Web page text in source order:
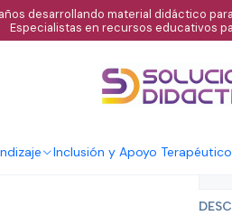
Inclusión y Apoyo Terapéutico
desarrollando material didáctico
Especialistas en recursos educativos
|